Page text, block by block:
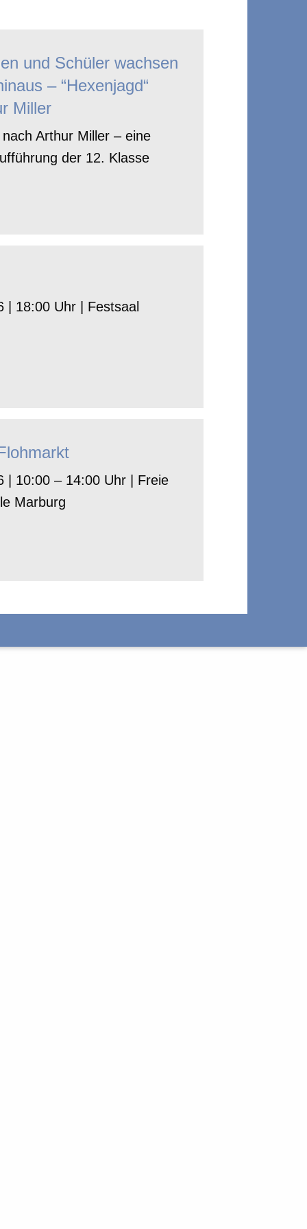
und Schüler wachsen
– “Hexenjagd“
Miller
nach Arthur Miller – eine
der 12. Klasse
| 18:00 Uhr | Festsaal
| 10:00 – 14:00 Uhr | Freie
Marburg